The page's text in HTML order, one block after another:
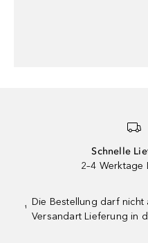
Schnelle
2–4 Werktage
¹
Die Bestellung darf
Versandart Lieferung in